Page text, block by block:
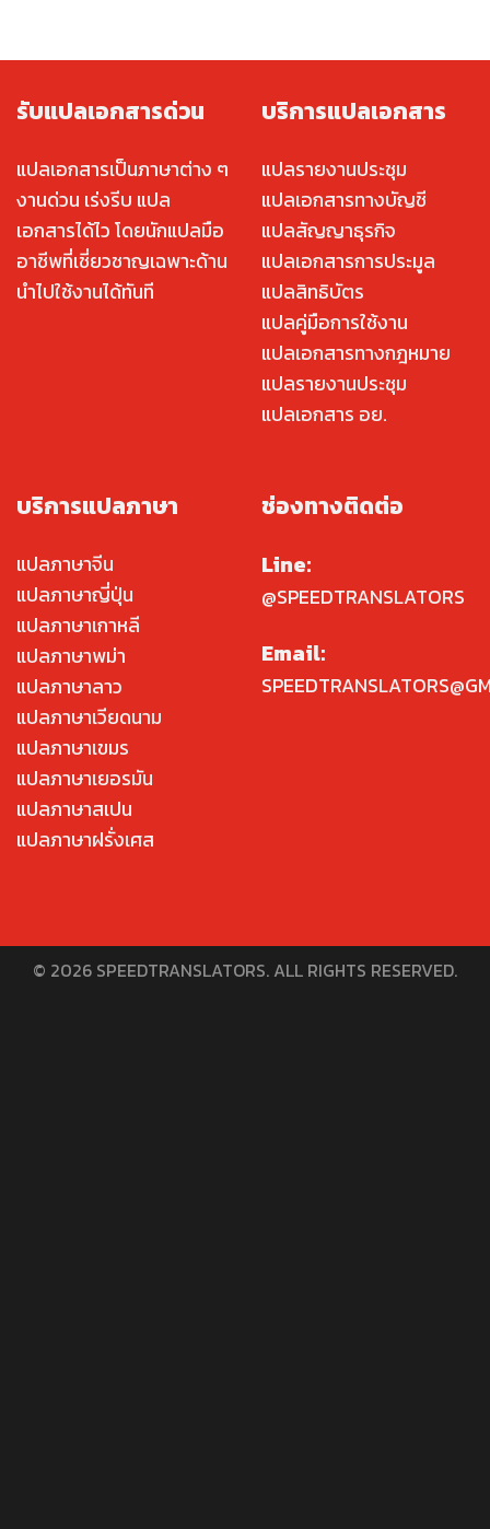
รับแปลเอกสารด่วน
แปลเอกสารเป็นภาษาต่าง ๆ
งานด่วน เร่งรีบ แปล
เอกสารได้ไว โดยนักแปลมือ
อาชีพที่เชี่ยวชาญเฉพาะด้าน
นำไปใช้งานได้ทันที
บริการแปลเอกสาร
แปลรายงานประชุม
แปลเอกสารทางบัญชี
แปลสัญญาธุรกิจ
แปลเอกสารการประมูล
แปลสิทธิบัตร
แปลคู่มือการใช้งาน
แปลเอกสารทางกฎหมาย
แปลรายงานประชุม
แปลเอกสาร อย.
บริการแปลภาษา
แปลภาษาจีน
แปลภาษาญี่ปุ่น
แปลภาษาเกาหลี
แปลภาษาพม่า
แปลภาษาลาว
แปลภาษาเวียดนาม
แปลภาษาเขมร
แปลภาษาเยอรมัน
แปลภาษาสเปน
แปลภาษาฝรั่งเศส
ช่องทางติดต่อ
Line:
@SPEEDTRANSLATORS
Email:
© 2026 SPEEDTRANSLATORS. ALL RIGHTS RESERVED.